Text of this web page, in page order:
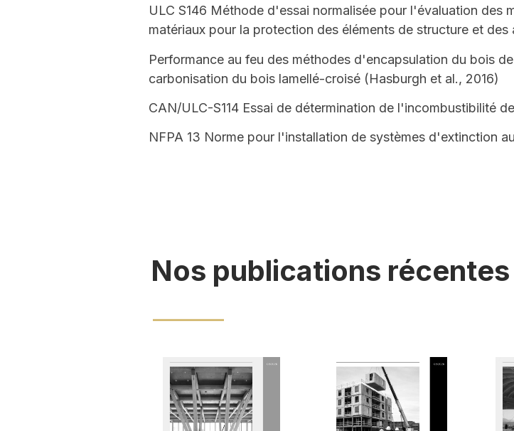
ULC S146 Méthode d'essai normalisée pour l'évaluation des
matériaux pour la protection des éléments de structure et des
Performance au feu des méthodes d'encapsulation du bois
carbonisation du bois lamellé-croisé (Hasburgh et al., 2016)
CAN/ULC-S114 Essai de détermination de l'incombustibilité
NFPA 13 Norme pour l'installation de systèmes d'extinction
Nos publications récentes